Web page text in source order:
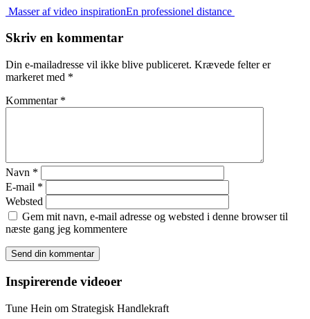
Masser af video inspirationEn professionel distance
Skriv en kommentar
Din e-mailadresse vil ikke blive publiceret. Krævede felter er
markeret med *
Kommentar *
Navn *
E-mail *
Websted
Gem mit navn, e-mail adresse og websted i denne browser til
næste gang jeg kommentere
Inspirerende videoer
Tune Hein om Strategisk Handlekraft